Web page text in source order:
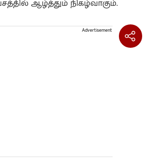
ஆழ்த்தும் நிகழ்வாகும்.
Advertisement